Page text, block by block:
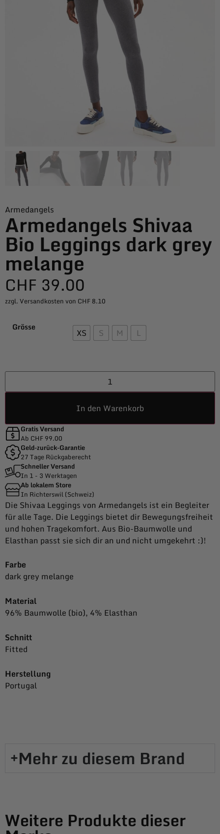
Armedangels
Armedangels Shivaa
Bio Leggings dark grey
melange
CHF 39.00
zzgl. Versandkosten von CHF 8.10
Grösse XS S M L
In den Warenkorb
Gratis Versand
Ab CHF 99.00
Geld-zurück-Garantie
27 Tage Rückgaberecht
Schneller Versand
In 1 - 3 Werktagen
Ab lokalem Store
In Richterswil (Schweiz)
Die Shivaa Leggings von Armedangels ist ein Begleiter
für alle Tage. Die Leggings bietet dir Bewegungsfreiheit
und hohen Tragekomfort. Aus Bio-Baumwolle und
Elasthan passt sie sich dir an und nicht umgekehrt :)!
Farbe
dark grey melange
Material
96% Baumwolle (bio), 4% Elasthan
Schnitt
Fitted
Herstellung
Portugal
Mehr zu diesem Brand​
Weitere Produkte dieser